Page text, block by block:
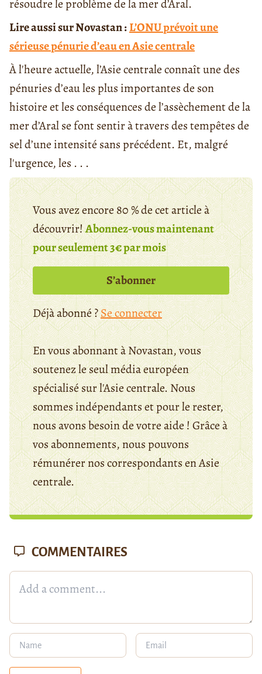
résoudre le problème de la mer d’Aral.
Lire aussi sur Novastan :L’ONU prévoit une
sérieuse pénurie d’eau en Asie centrale
À l'heure actuelle, l’Asie centrale connaît une des
pénuries d’eau les plus importantes de son
histoire et les conséquences de l’assèchement de la
mer d’Aral se font sentir à travers des tempêtes de
sel d’une intensité sans précédent. Et, malgré
l'urgence, les . . .
Vous avez encore 80 % de cet article à
découvrir!Abonnez-vous maintenant
pour seulement 3€ par mois
S’abonner
Déjà abonné ?Se connecter
En vous abonnant à Novastan, vous
soutenez le seul média européen
spécialisé sur l'Asie centrale. Nous
sommes indépendants et pour le rester,
nous avons besoin de votre aide ! Grâce à
vos abonnements, nous pouvons
rémunérer nos correspondants en Asie
centrale.
COMMENTAIRES